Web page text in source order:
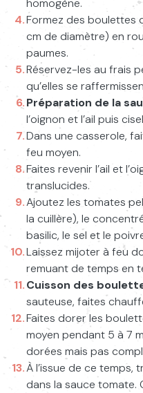
Saisissez votre
homogène.
Formez des boulettes
cm de diamètre) en
paumes.
Réservez-les au frais
qu’elles se
Préparation de la
l’oignon et l’ail puis
Dans une casserole,
feu moyen.
Faites revenir l’ail et
translucides.
Ajoutez les tomates
la cuillère), le
basilic, le sel et le
Laissez mijoter à feu
remuant de temps en
Cuisson des
sauteuse, faites
Faites dorer les
moyen pendant 5 à 7
dorées mais pas
À l’issue de ce
dans la sauce tomate.
Partage cette page en
collant dans ta bio
sur l’icon de copie à
https://